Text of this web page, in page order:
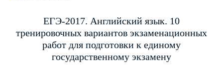
ЕГЭ-2017. Английский язык. 10
тренировочных вариантов экзаменационных
работ для подготовки к единому
государственному экзамену